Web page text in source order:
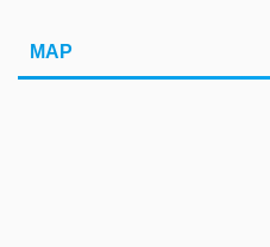
MAP